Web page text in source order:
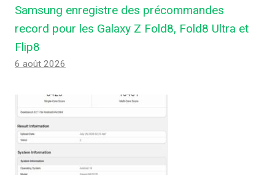
Samsung enregistre des précommandes
record pour les Galaxy Z Fold8, Fold8 Ultra et
Flip8
6 août 2026